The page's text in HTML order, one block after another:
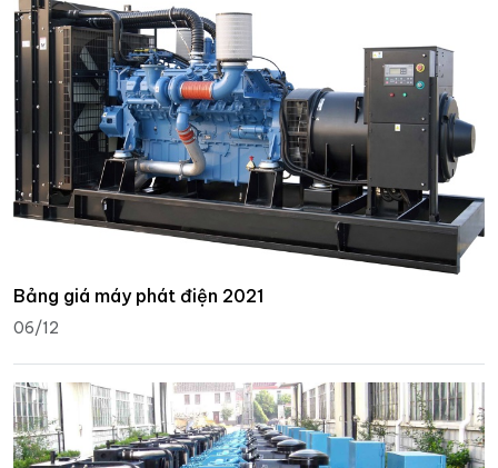
Bảng giá máy phát điện 2021
06/12